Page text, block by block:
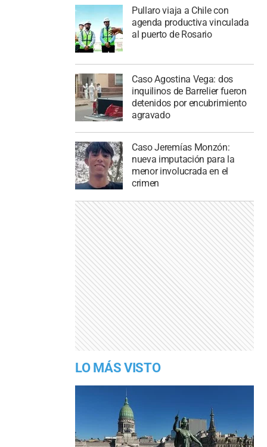
Pullaro viaja a Chile con
agenda productiva vinculada
al puerto de Rosario
Caso Agostina Vega: dos
inquilinos de Barrelier fueron
detenidos por encubrimiento
agravado
Caso Jeremías Monzón:
nueva imputación para la
menor involucrada en el
crimen
LO MÁS VISTO